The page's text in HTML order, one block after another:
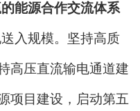
能源合作交流体系
入规模。坚持高质
高压直流输电通道建
项目建设，启动第五